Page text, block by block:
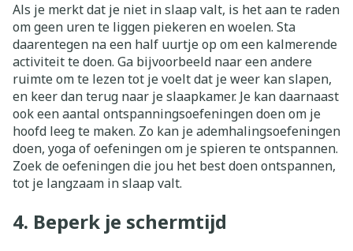
Als je merkt dat je niet in slaap valt, is het aan te raden
om geen uren te liggen piekeren en woelen. Sta
daarentegen na een half uurtje op om een kalmerende
activiteit te doen. Ga bijvoorbeeld naar een andere
ruimte om te lezen tot je voelt dat je weer kan slapen,
en keer dan terug naar je slaapkamer. Je kan daarnaast
ook een aantal ontspanningsoefeningen doen om je
hoofd leeg te maken. Zo kan je ademhalingsoefeningen
doen, yoga of oefeningen om je spieren te ontspannen.
Zoek de oefeningen die jou het best doen ontspannen,
tot je langzaam in slaap valt.
4. Beperk je schermtijd